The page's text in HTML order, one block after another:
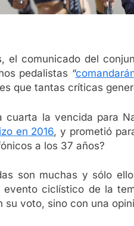
el comunicado del
pedalistas “
que tantas críticas
cuarta la vencida para
en 2016, y prometió
a los 37 años?
son muchas y sólo
evento ciclístico de la
su voto, sino con una